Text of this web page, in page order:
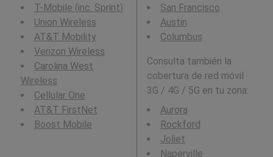
T-Mobile (inc. Sprint)
Union Wireless
AT&T Mobility
Verizon Wireless
Carolina West
Wireless
Cellular One
AT&T FirstNet
Boost Mobile
San Francisco
Austin
Columbus
Consulta también la
cobertura de red móvil
3G / 4G / 5G en tu zona:
Aurora
Rockford
Joliet
Naperville